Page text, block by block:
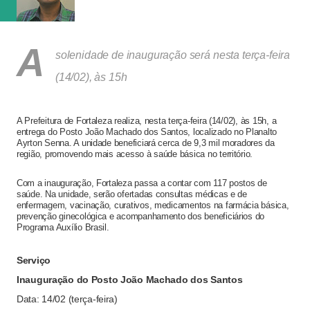
vaga na referência do ataque, com...
A
solenidade de inauguração será nesta terça-feira
(14/02), às 15h
A Prefeitura de Fortaleza realiza, nesta terça-feira (14/02), às 15h, a
entrega do Posto João Machado dos Santos, localizado no Planalto
Ayrton Senna. A unidade beneficiará cerca de 9,3 mil moradores da
região, promovendo mais acesso à saúde básica no território.
Com a inauguração, Fortaleza passa a contar com 117 postos de
saúde. Na unidade, serão ofertadas consultas médicas e de
enfermagem, vacinação, curativos, medicamentos na farmácia básica,
prevenção ginecológica e acompanhamento dos beneficiários do
Programa Auxílio Brasil.
Serviço
Inauguração do Posto João Machado dos Santos
Data: 14/02 (terça-feira)